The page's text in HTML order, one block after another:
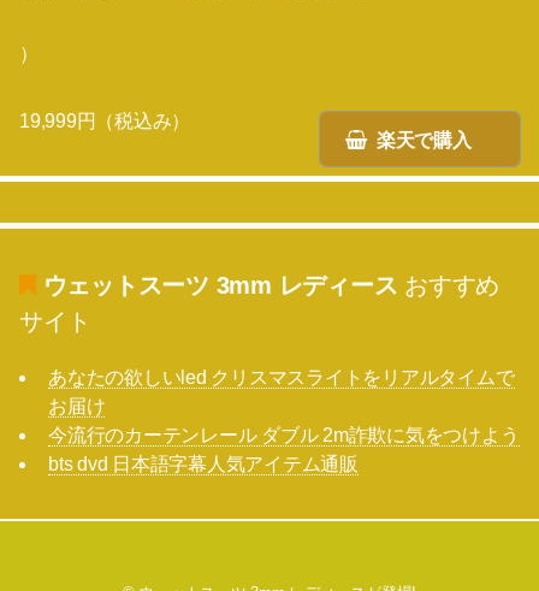
）
楽天で購入
19,999円（税込み）
ウェットスーツ 3mm レディース おすすめ
サイト
あなたの欲しいled クリスマスライトをリアルタイムで
お届け
今流行のカーテンレール ダブル 2m詐欺に気をつけよう
bts dvd 日本語字幕人気アイテム通販